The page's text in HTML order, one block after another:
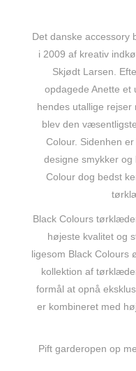
Det danske accessory
i 2009 af kreativ
Skjødt Larsen.
opdagede Anette et
hendes utallige rejser
blev den
Colour. Sidenhen
designe smykker
Colour dog bedst
Black Colours
højeste kvalitet og
ligesom Black Colours
kollektion af
formål at opnå
er kombineret med
Pift garderopen op